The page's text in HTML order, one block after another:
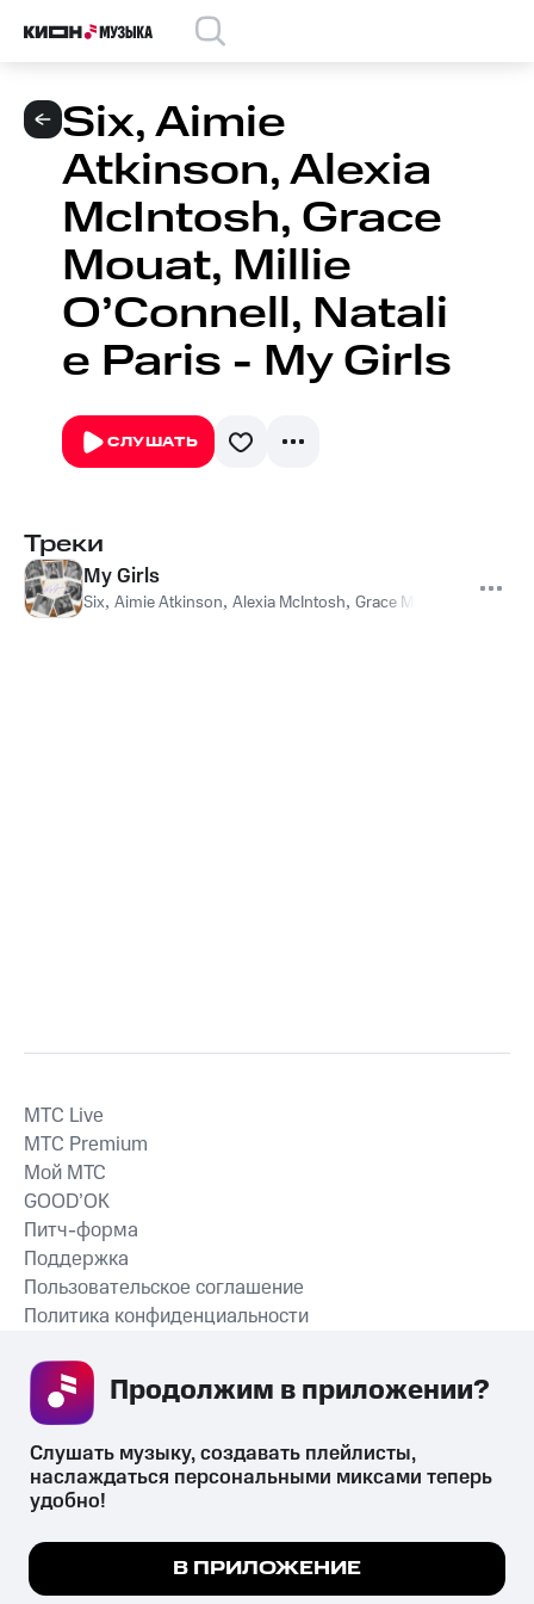
Six, Aimie
Atkinson, Alexia
McIntosh, Grace
Mouat, Millie
O’Connell, Natali
e Paris - My Girls
СЛУШАТЬ
Треки
My Girls
Six, Aimie Atkinson, Alexia McIntosh, Grace Mouat
СКАЧАТЬ ПРИЛОЖЕНИЕ
MTС Live
MTС Premium
Мой МТС
GOOD’OK
Питч-форма
Поддержка
Пользовательское соглашение
Политика конфиденциальности
психотропных веществ, их аналогов причиняет вред здоровью,
их незаконный оборот запрещён и влечёт установленную
законодательством ответственность.
Мы используем куки, чтобы на сайте все
Подробнее
Слушать музыку, создавать плейлисты,
наслаждаться персональными миксами теперь
удобно!
В ПРИЛОЖЕНИЕ